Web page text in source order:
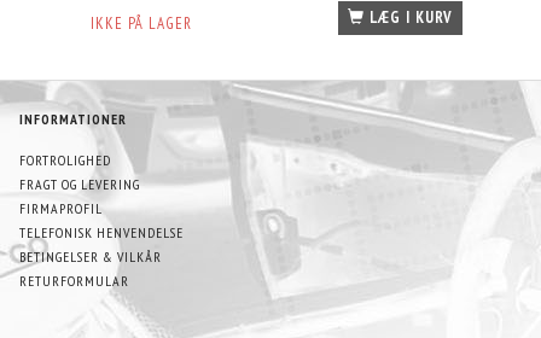
IKKE PÅ LAGER
LÆG I KURV
INFORMATIONER
FORTROLIGHED
FRAGT OG LEVERING
FIRMAPROFIL
TELEFONISK HENVENDELSE
BETINGELSER & VILKÅR
RETURFORMULAR